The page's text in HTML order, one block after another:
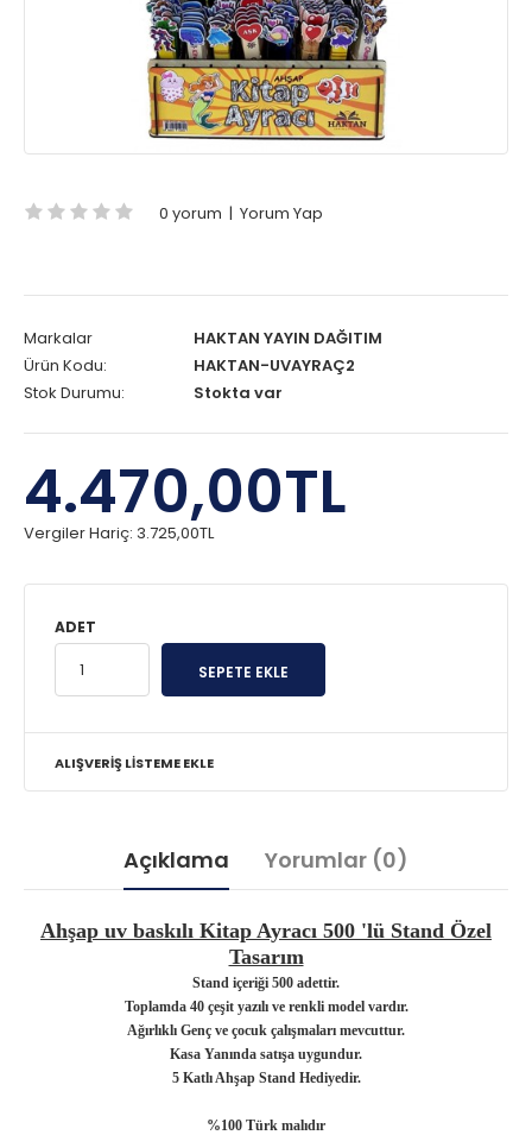
0 yorum | Yorum Yap
Markalar
HAKTAN YAYIN DAĞITIM
Ürün Kodu:
HAKTAN-UVAYRAÇ2
Stok Durumu:
Stokta var
4.470,00TL
Vergiler Hariç: 3.725,00TL
ADET
ALIŞVERIŞ LISTEME EKLE
Açıklama Yorumlar (0)
Ahşap uv baskılı Kitap Ayracı 500 'lü Stand Özel
Tasarım
Stand içeriği 500 adettir.
Toplamda 40 çeşit yazılı ve renkli model vardır.
Ağırlıklı Genç ve çocuk çalışmaları mevcuttur.
Kasa Yanında satışa uygundur.
5 Katlı Ahşap Stand Hediyedir.
%100 Türk malıdır